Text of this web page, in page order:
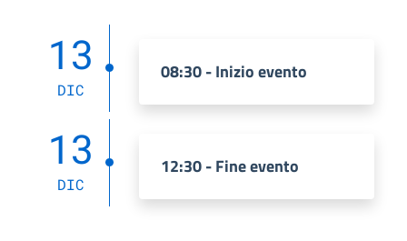
13
DIC
08:30 - Inizio evento
13
DIC
12:30 - Fine evento